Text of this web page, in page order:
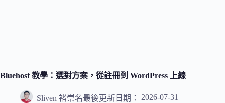
Bluehost 教學：選對方案，從註冊到 WordPress 上線
Sliven 褚崇名最後更新日期：
2026-07-31